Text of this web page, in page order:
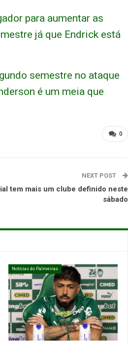
para aumentar as
já que Endrick está
semestre no ataque
é um meia que
0
NEXT POST
tem mais um clube definido neste
sábado
Notícias do Palmeiras